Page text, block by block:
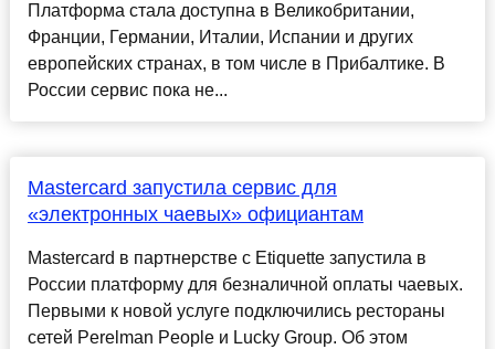
Платформа стала доступна в Великобритании,
Франции, Германии, Италии, Испании и других
европейских странах, в том числе в Прибалтике. В
России сервис пока не...
Mastercard запустила сервис для
«электронных чаевых» официантам
Mastercard в партнерстве с Etiquette запустила в
России платформу для безналичной оплаты чаевых.
Первыми к новой услуге подключились рестораны
сетей Perelman People и Lucky Group. Об этом